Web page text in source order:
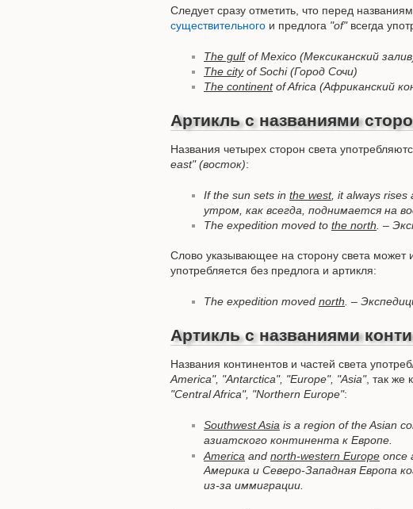
Следует сразу отметить, что перед
существительного и предлога "of"всегда
The gulfof Mexico (Мексиканский
The cityof Sochi (Город Сочи)
The continentof Africa (Африканский
Артикль с названиями
Названия четырех сторон света
east" (восток):
If the sun sets in the west, it always rises
утром, как всегда, поднимается на
The expedition moved to the north . –
Слово указывающее на сторону света может
употребляется без предлога и артикля:
The expedition moved north . –
Артикль с названиями
Названия континентов и частей света
America", "Antarctica", "Europe", "Asia", так же
"Central Africa", "Northern Europe":
Southwest Asia is a region of the Asian
азиатского континента к Европе.
America and north-western Europe once
Америка и Северо-Западная Европа
из-за иммиграции.